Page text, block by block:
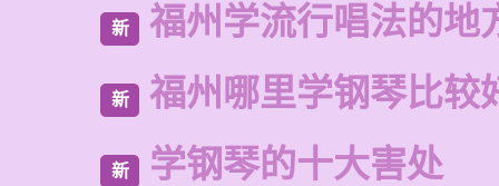
新 福州学流行唱法的地
新 福州哪里学钢琴比较
新 学钢琴的十大害处